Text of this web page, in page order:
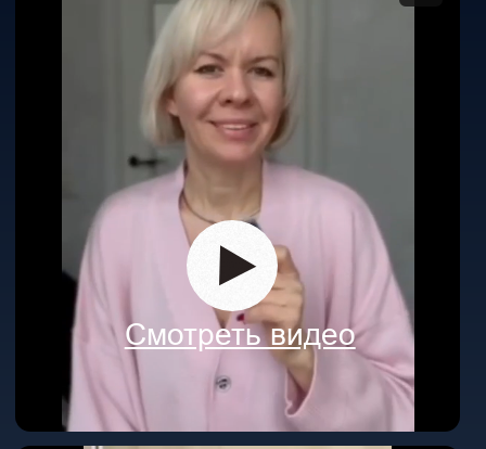
Татьяна Ласточкина
Канал в MAX «Дивеево НОВОЕ РОЖДЕНИЕ»
Канал «Дивеево НОВОЕ РОЖДЕНИЕ»
Согласие на обработку персональных данных
Договор оферты
Политика конфиденциальности
©️ Все права защищены